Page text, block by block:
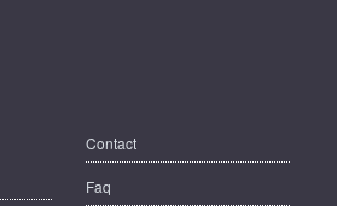
Contact
Faq